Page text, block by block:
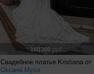
160300 руб.
Свадебное платье Kristiana от
Оксана Муха